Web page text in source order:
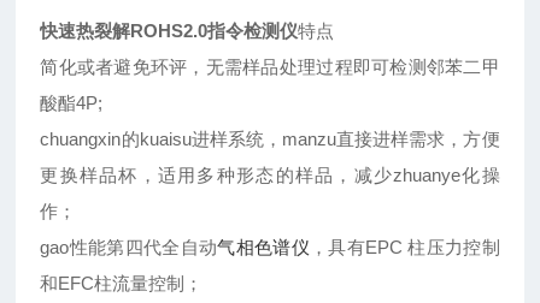
快速热裂解ROHS2.0指令检测仪特点
简化或者避免环评，无需样品处理过程即可检测邻苯二甲
酸酯4P;
chuangxin的kuaisu进样系统，manzu直接进样需求，方便
更换样品杯，适用多种形态的样品，减少zhuanye化操
作；
gao性能第四代全自动气相色谱仪 ，具有EPC 柱压力控制
和EFC柱流量控制；